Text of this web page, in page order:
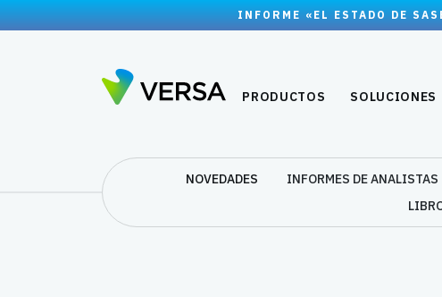
INFORME «EL ESTADO DE
PRODUCTOS SOLUCIONES
NOVEDADES INFORMES DE ANALISTAS